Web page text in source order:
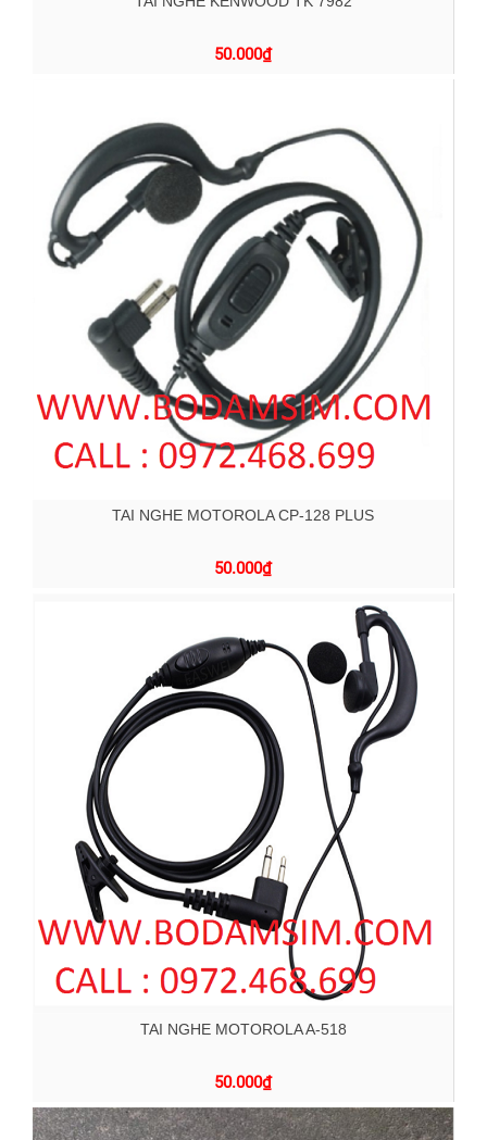
50.000₫
TAI NGHE MOTOROLA CP-128 PLUS
50.000₫
TAI NGHE MOTOROLA A-518
50.000₫